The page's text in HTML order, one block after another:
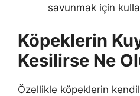
savunmak için
Köpeklerin
Kesilirse Ne
Özellikle köpeklerin